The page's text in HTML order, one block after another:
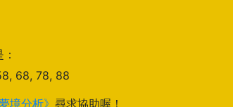
68, 78, 88
夢境分析》 尋求協助喔！